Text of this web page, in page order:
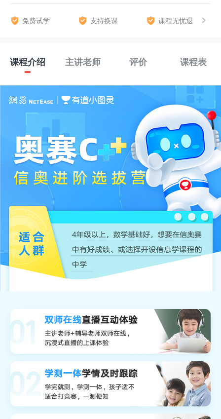
免费试学 支持换课 课程无忧退
课程介绍 主讲老师 评价 课程表